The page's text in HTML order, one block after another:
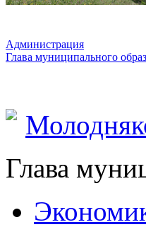
Администрация
Глава муниципального
Глава